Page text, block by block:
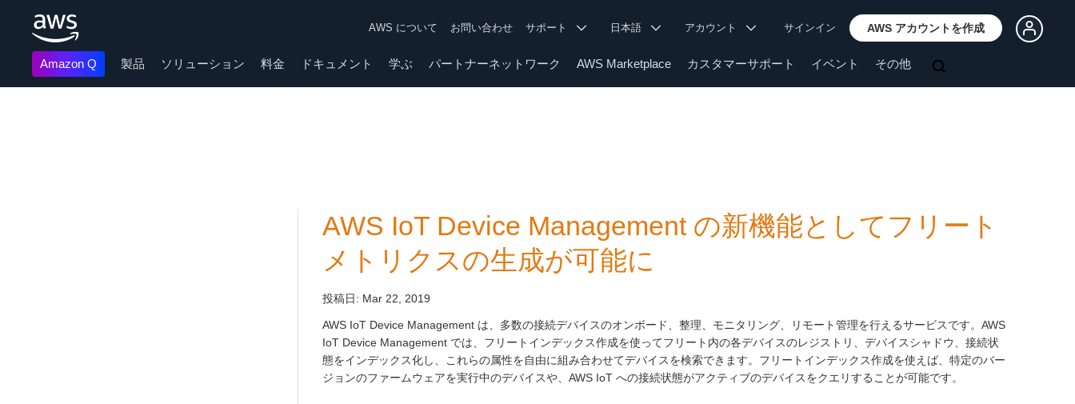
AWS について お問い合わせ サポート 日本語 アカウント サインイン AWS アカウントを作成
Amazon Q 製品 ソリューション 料金 ドキュメント 学ぶ パートナーネットワーク AWS Marketplace カスタマーサポート イベント その他
AWS IoT Device Management の新機能としてフリート
メトリクスの生成が可能に
投稿日: Mar 22, 2019
AWS IoT Device Management は、多数の接続デバイスのオンボード、整理、モニタリング、リモート管理を行えるサービスです。AWS
IoT Device Management では、フリートインデックス作成を使ってフリート内の各デバイスのレジストリ、デバイスシャドウ、接続状
態をインデックス化し、これらの属性を自由に組み合わせてデバイスを検索できます。フリートインデックス作成を使えば、特定のバー
ジョンのファームウェアを実行中のデバイスや、AWS IoT への接続状態がアクティブのデバイスをクエリすることが可能です。